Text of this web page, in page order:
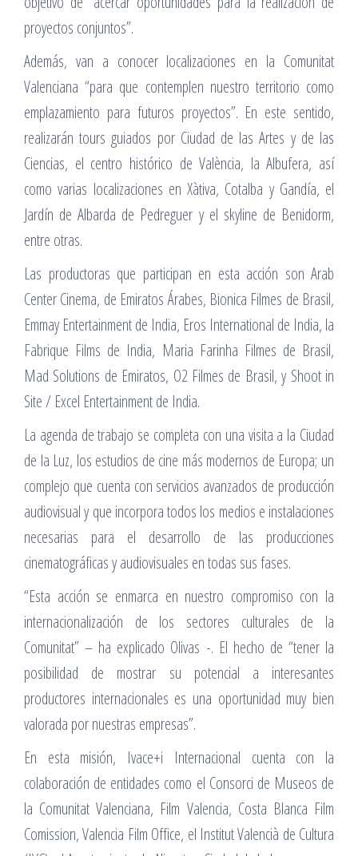
proyectos conjuntos”.
Además, van a conocer localizaciones en la Comunitat
Valenciana “para que contemplen nuestro territorio como
emplazamiento para futuros proyectos”. En este sentido,
realizarán tours guiados por Ciudad de las Artes y de las
Ciencias, el centro histórico de València, la Albufera, así
como varias localizaciones en Xàtiva, Cotalba y Gandía, el
Jardín de Albarda de Pedreguer y el skyline de Benidorm,
entre otras.
Las productoras que participan en esta acción son Arab
Center Cinema, de Emiratos Árabes, Bionica Filmes de Brasil,
Emmay Entertainment de India, Eros International de India, la
Fabrique Films de India, Maria Farinha Filmes de Brasil,
Mad Solutions de Emiratos, O2 Filmes de Brasil, y Shoot in
Site / Excel Entertainment de India.
La agenda de trabajo se completa con una visita a la Ciudad
de la Luz, los estudios de cine más modernos de Europa; un
complejo que cuenta con servicios avanzados de producción
audiovisual y que incorpora todos los medios e instalaciones
necesarias para el desarrollo de las producciones
cinematográficas y audiovisuales en todas sus fases.
“Esta acción se enmarca en nuestro compromiso con la
internacionalización de los sectores culturales de la
Comunitat” – ha explicado Olivas -. El hecho de “tener la
posibilidad de mostrar su potencial a interesantes
productores internacionales es una oportunidad muy bien
valorada por nuestras empresas”.
En esta misión, Ivace+i Internacional cuenta con la
colaboración de entidades como el Consorci de Museos de
la Comunitat Valenciana, Film Valencia, Costa Blanca Film
Comission, Valencia Film Office, el Institut Valencià de Cultura